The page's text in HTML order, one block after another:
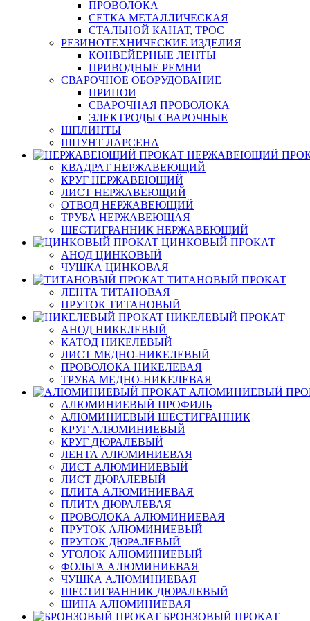
ПРОВОЛОКА
СЕТКА МЕТАЛЛИЧЕСКАЯ
СТАЛЬНОЙ КАНАТ, ТРОС
РЕЗИНОТЕХНИЧЕСКИЕ ИЗДЕЛИЯ
КОНВЕЙЕРНЫЕ ЛЕНТЫ
ПРИВОДНЫЕ РЕМНИ
СВАРОЧНОЕ ОБОРУДОВАНИЕ
ПРИПОИ
СВАРОЧНАЯ ПРОВОЛОКА
ЭЛЕКТРОДЫ СВАРОЧНЫЕ
ШПЛИНТЫ
ШПУНТ ЛАРСЕНА
НЕРЖАВЕЮЩИЙ
КВАДРАТ НЕРЖАВЕЮЩИЙ
КРУГ НЕРЖАВЕЮЩИЙ
ЛИСТ НЕРЖАВЕЮЩИЙ
ОТВОД НЕРЖАВЕЮЩИЙ
ТРУБА НЕРЖАВЕЮЩАЯ
ШЕСТИГРАННИК НЕРЖАВЕЮЩИЙ
ЦИНКОВЫЙ ПРОКАТ
АНОД ЦИНКОВЫЙ
ЧУШКА ЦИНКОВАЯ
ТИТАНОВЫЙ ПРОКАТ
ЛЕНТА ТИТАНОВАЯ
ПРУТОК ТИТАНОВЫЙ
НИКЕЛЕВЫЙ ПРОКАТ
АНОД НИКЕЛЕВЫЙ
КАТОД НИКЕЛЕВЫЙ
ЛИСТ МЕДНО-НИКЕЛЕВЫЙ
ПРОВОЛОКА НИКЕЛЕВАЯ
ТРУБА МЕДНО-НИКЕЛЕВАЯ
АЛЮМИНИЕВЫЙ
АЛЮМИНИЕВЫЙ ПРОФИЛЬ
АЛЮМИНИЕВЫЙ ШЕСТИГРАННИК
КРУГ АЛЮМИНИЕВЫЙ
КРУГ ДЮРАЛЕВЫЙ
ЛЕНТА АЛЮМИНИЕВАЯ
ЛИСТ АЛЮМИНИЕВЫЙ
ЛИСТ ДЮРАЛЕВЫЙ
ПЛИТА АЛЮМИНИЕВАЯ
ПЛИТА ДЮРАЛЕВАЯ
ПРОВОЛОКА АЛЮМИНИЕВАЯ
ПРУТОК АЛЮМИНИЕВЫЙ
ПРУТОК ДЮРАЛЕВЫЙ
УГОЛОК АЛЮМИНИЕВЫЙ
ФОЛЬГА АЛЮМИНИЕВАЯ
ЧУШКА АЛЮМИНИЕВАЯ
ШЕСТИГРАННИК ДЮРАЛЕВЫЙ
ШИНА АЛЮМИНИЕВАЯ
БРОНЗОВЫЙ ПРОКАТ